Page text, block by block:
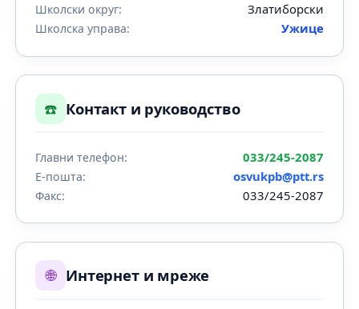
Школски округ: Златиборски
Школска управа: Ужице
☎️ Контакт и руководство
Главни телефон: 033/245-2087
Е-пошта: osvukpb@ptt.rs
Факс: 033/245-2087
🌐 Интернет и мреже